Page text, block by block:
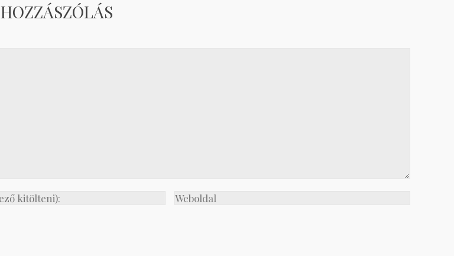
HOZZÁSZÓLÁS